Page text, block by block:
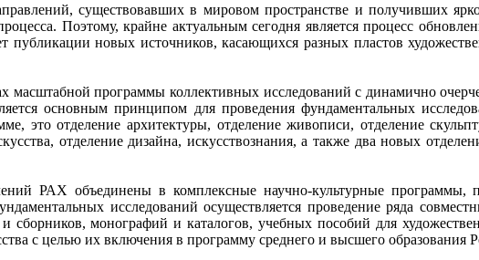
существовавших в мировом пространстве и получивших
Поэтому, крайне актуальным сегодня является процесс
публикации новых источников, касающихся разных пластов
масштабной программы коллективных исследований с динамично
основным принципом для проведения фундаментальных
это отделение архитектуры, отделение живописи, отделение
отделение дизайна, искусствознания, а также два новых
РАХ объединены в комплексные научно-культурные программы,
исследований осуществляется проведение ряда
сборников, монографий и каталогов, учебных пособий для
с целью их включения в программу среднего и высшего образования